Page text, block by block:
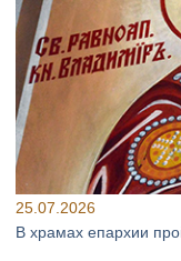
25.07.2026
В храмах епархии